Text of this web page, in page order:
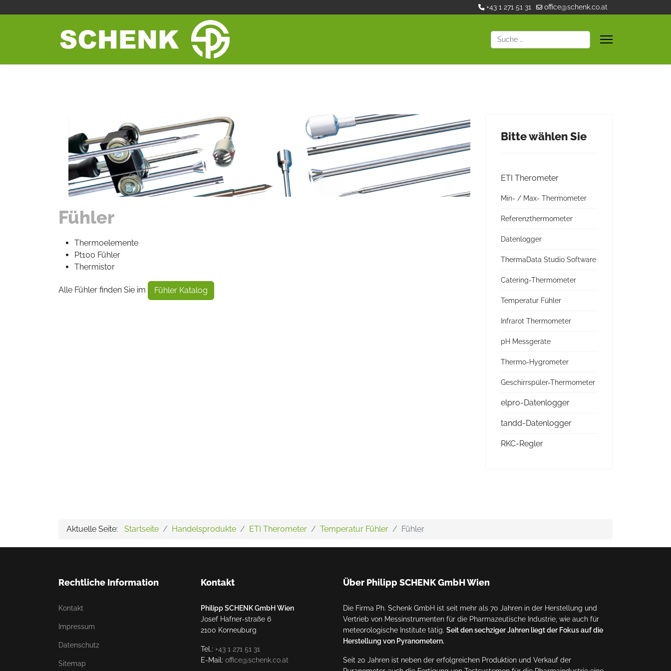
+43 1 271 51 31 office@schenk.co.at
Suchen
Fühler
Thermoelemente
Pt100 Fühler
Thermistor
Alle Fühler finden Sie im Fühler Katalog
Bitte wählen Sie
ETI Therometer
Min- / Max- Thermometer
Referenzthermometer
Datenlogger
ThermaData Studio Software
Catering-Thermometer
Temperatur Fühler
Infrarot Thermometer
pH Messgeräte
Thermo-Hygrometer
Geschirrspüler-Thermometer
elpro-Datenlogger
tandd-Datenlogger
RKC-Regler
Aktuelle Seite: Startseite Handelsprodukte ETI Therometer Temperatur Fühler Fühler
Rechtliche Information
Kontakt
Impressum
Datenschutz
Sitemap
Kontakt
Philipp SCHENK GmbH Wien
Josef Hafner-straße 6
2100 Korneuburg
Tel.: +43 1 271 51 31
E-Mail: office@schenk.co.at
Über Philipp SCHENK GmbH Wien
Die Firma Ph. Schenk GmbH ist seit mehr als 70 Jahren in der Herstellung und
Vertrieb von Messinstrumenten für die Pharmazeutische Industrie, wie auch für
meteorologische Institute tätig. Seit den sechziger Jahren liegt der Fokus auf die
Herstellung von Pyranometern.
Seit 20 Jahren ist neben der erfolgreichen Produktion und Verkauf der